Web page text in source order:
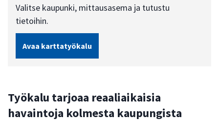
Valitse kaupunki, mittausasema ja tutustu
tietoihin.
Avaa karttatyökalu
Työkalu tarjoaa reaaliaikaisia
havaintoja kolmesta kaupungista